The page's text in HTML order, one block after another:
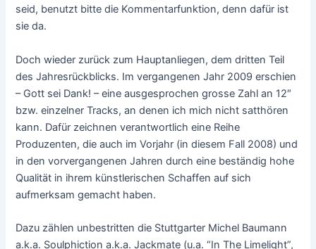
seid, benutzt bitte die Kommentarfunktion, denn dafür ist
sie da.
Doch wieder zurück zum Hauptanliegen, dem dritten Teil
des Jahresrückblicks. Im vergangenen Jahr 2009 erschien
– Gott sei Dank! – eine ausgesprochen grosse Zahl an 12″
bzw. einzelner Tracks, an denen ich mich nicht satthören
kann. Dafür zeichnen verantwortlich eine Reihe
Produzenten, die auch im Vorjahr (in diesem Fall 2008) und
in den vorvergangenen Jahren durch eine beständig hohe
Qualität in ihrem künstlerischen Schaffen auf sich
aufmerksam gemacht haben.
Dazu zählen unbestritten die Stuttgarter Michel Baumann
a.k.a. Soulphiction a.k.a. Jackmate (u.a. “In The Limelight”,